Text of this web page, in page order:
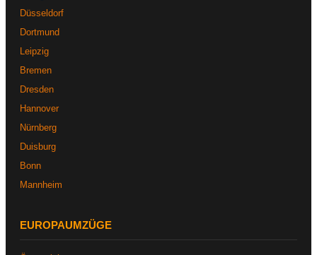
Düsseldorf
Dortmund
Leipzig
Bremen
Dresden
Hannover
Nürnberg
Duisburg
Bonn
Mannheim
EUROPAUMZÜGE